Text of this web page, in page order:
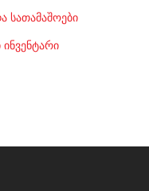
სათამაშოები